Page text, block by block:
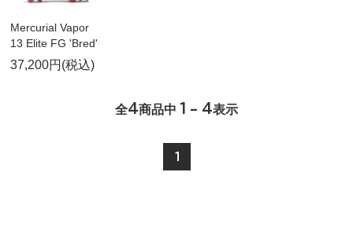
Mercurial Vapor
13 Elite FG 'Bred'
37,200円(税込)
全4商品中 1 - 4表示
1